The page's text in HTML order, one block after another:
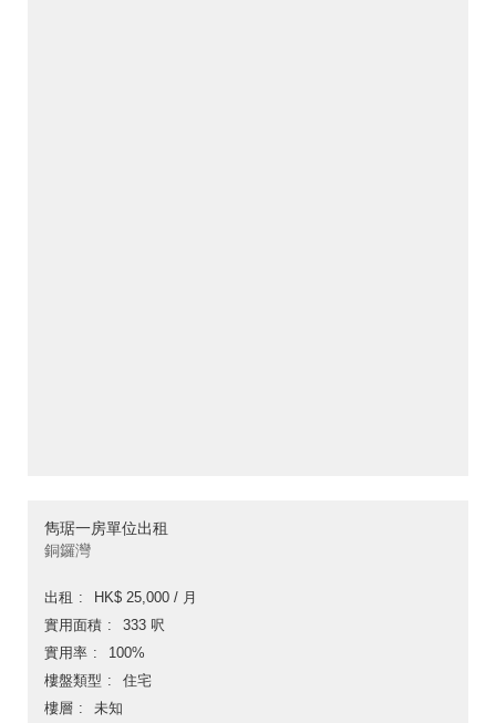
雋琚一房單位出租
銅鑼灣
出租
HK$ 25,000 / 月
實用面積
333 呎
實用率
100%
樓盤類型
住宅
樓層
未知